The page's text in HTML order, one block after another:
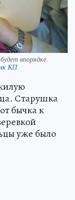
впорядке.
КП
Старушка
бычка к
уже было